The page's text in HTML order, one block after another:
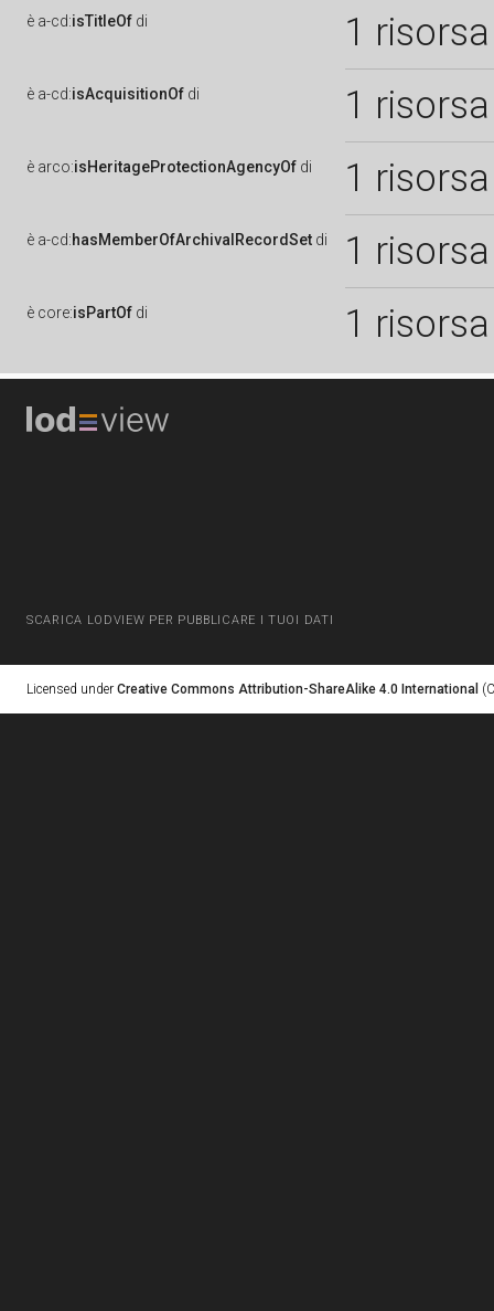
è a-cd:isTitleOf di 1 risorsa
è a-cd:isAcquisitionOf di 1 risorsa
è arco:isHeritageProtectionAgencyOf di 1 risorsa
è a-cd:hasMemberOfArchivalRecordSet di 1 risorsa
è core:isPartOf di 1 risorsa
SCARICA LODVIEW PER PUBBLICARE I TUOI DATI
Licensed under Creative Commons Attribution-ShareAlike 4.0 International